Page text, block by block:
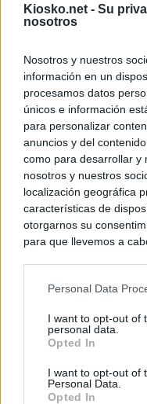
Kiosko.net - Su
nosotros
Nosotros y nuestros
información en un
procesamos datos
únicos e información
para personalizar
anuncios y del
como para desarrollar y
nosotros y nuestros
localización geográfica
características de
otorgarnos su
para que llevemos a
negar su
de su consentimiento,
rechazar tal
cualquier momento
visitando nuestra
Personal Data
I want to opt-out of
personal data.
Opted In
I want to opt-out of
Personal Data.
Opted In